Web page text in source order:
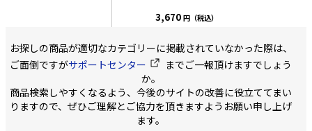
3L/385g(ベストのみ) 製
品材質:ベスト/ナイロン、
ポリエステル、スパンデ
間:(強)約3.5時間、(中)約
4.5時間、(弱)約6.0時間
(ヒーター3箇所使用の場
3,670 円（税込）
お探しの商品が適切なカテゴリーに掲載されていなかった際は、
ご面倒ですがサポートセンター
までご一報頂けますでしょう
か。
商品検索しやすくなるよう、今後のサイトの改善に役立ててまい
りますので、ぜひご理解とご協力を頂きますようお願い申し上げ
ます。